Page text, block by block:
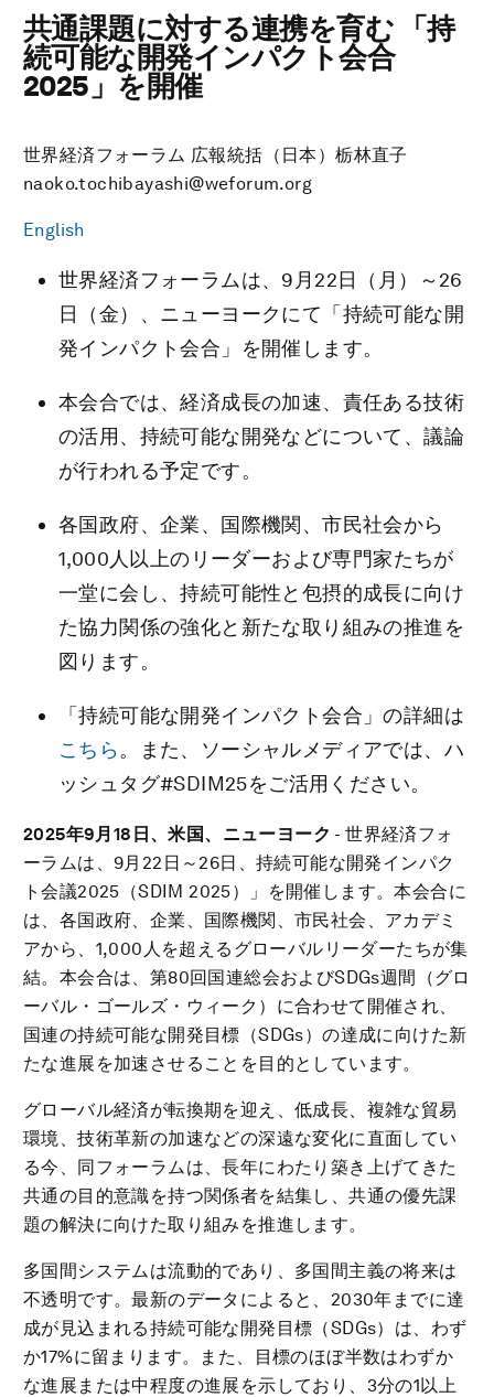
共通課題に対する連携を育む 「持
続可能な開発インパクト会合
2025」を開催
世界経済フォーラム 広報統括（日本）栃林直子
naoko.tochibayashi@weforum.org
English
世界経済フォーラムは、9月22日（月）～26
日（金）、ニューヨークにて「持続可能な開
発インパクト会合」を開催します。
本会合では、経済成長の加速、責任ある技術
の活用、持続可能な開発などについて、議論
が行われる予定です。
各国政府、企業、国際機関、市民社会から
1,000人以上のリーダーおよび専門家たちが
一堂に会し、持続可能性と包摂的成長に向け
た協力関係の強化と新たな取り組みの推進を
図ります。
「持続可能な開発インパクト会合」の詳細は
こちら。また、ソーシャルメディアでは、ハ
ッシュタグ#SDIM25をご活用ください。
2025年9月18日、米国、ニューヨーク - 世界経済フォ
ーラムは、9月22日～26日、持続可能な開発インパク
ト会議2025（SDIM 2025）」を開催します。本会合に
は、各国政府、企業、国際機関、市民社会、アカデミ
アから、1,000人を超えるグローバルリーダーたちが集
結。本会合は、第80回国連総会およびSDGs週間（グロ
ーバル・ゴールズ・ウィーク）に合わせて開催され、
国連の持続可能な開発目標（SDGs）の達成に向けた新
たな進展を加速させることを目的としています。
グローバル経済が転換期を迎え、低成長、複雑な貿易
環境、技術革新の加速などの深遠な変化に直面してい
る今、同フォーラムは、長年にわたり築き上げてきた
共通の目的意識を持つ関係者を結集し、共通の優先課
題の解決に向けた取り組みを推進します。
多国間システムは流動的であり、多国間主義の将来は
不透明です。最新のデータによると、2030年までに達
成が見込まれる持続可能な開発目標（SDGs）は、わず
か17%に留まります。また、目標のほぼ半数はわずか
な進展または中程度の進展を示しており、3分の1以上